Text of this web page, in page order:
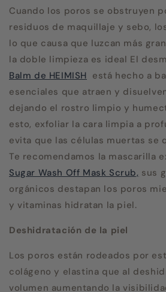
Cuando los poros se obstruyen
residuos de maquillaje y sebo,
lo que causa que luzcan más
la doble limpieza es ideal El
Balm de HEIMISH está hecho a
esenciales que atraen y
dejando el rostro limpio y
esto, exfoliar la cara limpia a
evita que las células muertas se
Te recomendamos la mascarilla
Sugar Wash Off Mask Scrub, sus
orgánicos destapan los poros
y vitaminas hidratan la piel.
Deshidratación de la piel
Los poros están rodeados por
colágeno y elastina que al
volumen aumentando la